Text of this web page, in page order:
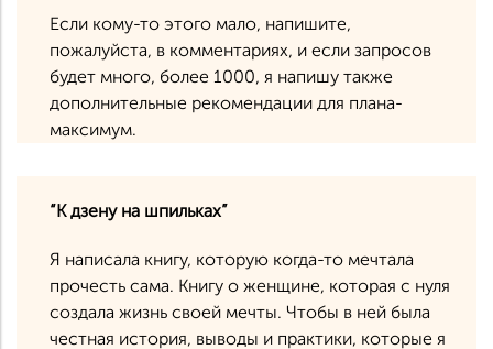
Если кому-то этого мало, напишите,
пожалуйста, в комментариях, и если запросов
будет много, более 1000, я напишу также
дополнительные рекомендации для плана-
максимум.
“К дзену на шпильках”
Я написала книгу, которую когда-то мечтала
прочесть сама. Книгу о женщине, которая с нуля
создала жизнь своей мечты. Чтобы в ней была
честная история, выводы и практики, которые я